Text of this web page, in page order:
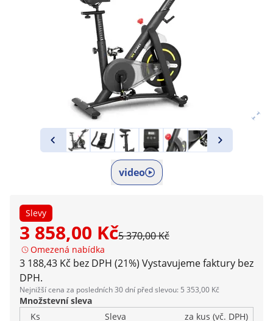
video
Slevy
3 858,00 Kč5 370,00 Kč
Omezená nabídka
3 188,43 Kč bez DPH (21%) Vystavujeme faktury bez
DPH.
Nejnižší cena za posledních 30 dní před slevou: 5 353,00 Kč
Množstevní sleva
Ks
Sleva
za kus (vč. DPH)